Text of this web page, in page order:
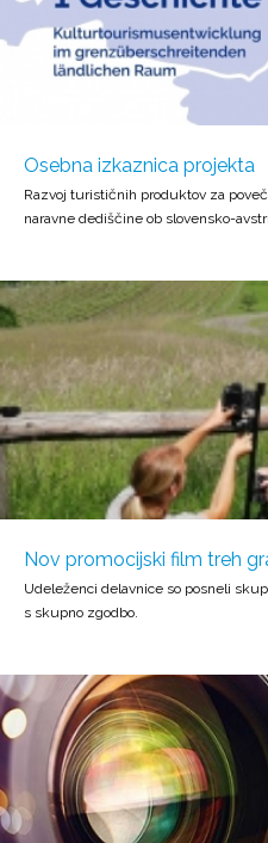
Osebna izkaznica projekta
Razvoj turističnih produktov za
naravne dediščine ob slovensko-
Nov promocijski film treh
Udeleženci delavnice so posneli
s skupno zgodbo.